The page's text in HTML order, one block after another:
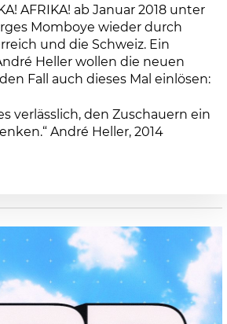
AFRIKA! ab Januar 2018 unter
Momboye wieder durch
und die Schweiz. Ein
Heller wollen die neuen
Fall auch dieses Mal einlösen:
verlässlich, den Zuschauern ein
André Heller, 2014